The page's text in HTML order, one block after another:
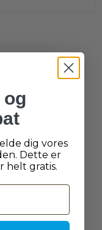
og
dig vores
Dette er
helt gratis.